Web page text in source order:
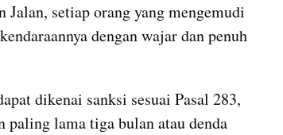
setiap orang yang mengemudi
dengan wajar dan penuh
dikenai sanksi sesuai Pasal 283,
paling lama tiga bulan atau denda